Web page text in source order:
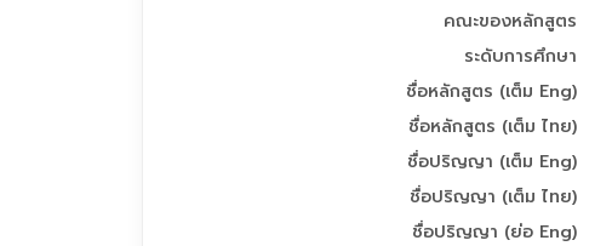
คณะของหลักสูตร
ระดับการศึกษา
ชื่อหลักสูตร (เต็ม Eng)
ชื่อหลักสูตร (เต็ม ไทย)
ชื่อปริญญา (เต็ม Eng)
ชื่อปริญญา (เต็ม ไทย)
ชื่อปริญญา (ย่อ Eng)